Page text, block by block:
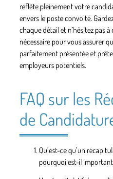
reflète pleinement votre
envers le poste convoité.
chaque détail et n’hésitez pas à
nécessaire pour vous assurer
parfaitement présentée et
employeurs potentiels.
FAQ sur les
de
Qu’est-ce qu’un
pourquoi est-il